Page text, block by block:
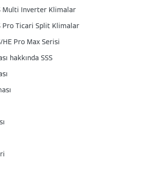
Multi Inverter Klimalar
Ticari Split Klimalar
Pro Max Serisi
hakkında SSS